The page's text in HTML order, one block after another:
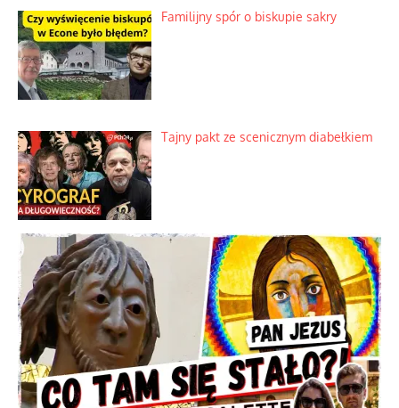
Familijny spór o biskupie sakry